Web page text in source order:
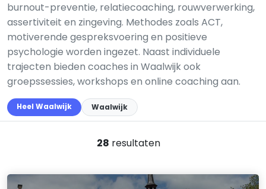
burnout-preventie, relatiecoaching, rouwverwerking,
assertiviteit en zingeving. Methodes zoals ACT,
motiverende gespreksvoering en positieve
psychologie worden ingezet. Naast individuele
trajecten bieden coaches in Waalwijk ook
groepssessies, workshops en online coaching aan.
Heel Waalwijk Waalwijk
28 resultaten